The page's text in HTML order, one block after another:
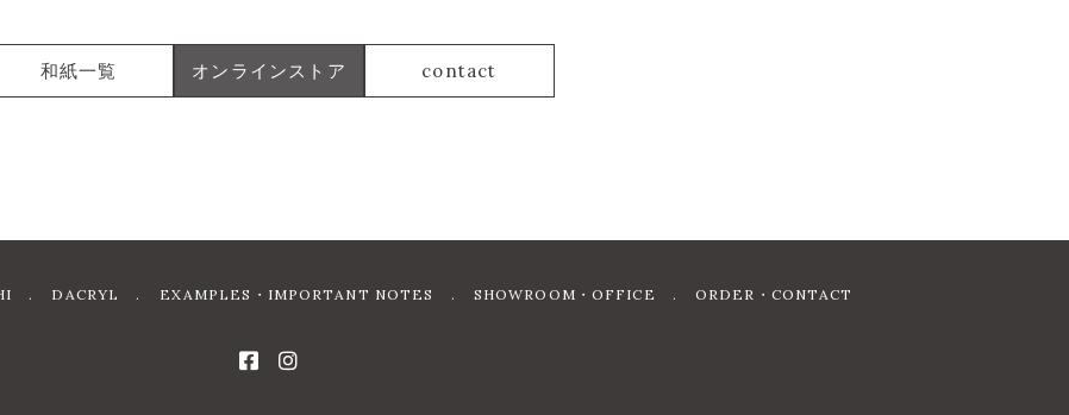
和紙一覧 オンラインストア contact
DACRYL EXAMPLES・IMPORTANT NOTES SHOWROOM・OFFICE ORDER・CONTACT